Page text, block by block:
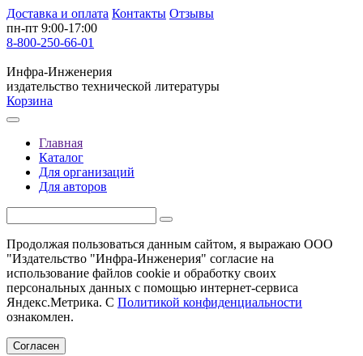
Доставка и оплата Контакты Отзывы
пн-пт 9:00-17:00
8-800-250-66-01
Инфра-Инженерия
издательство технической литературы
Корзина
Главная
Каталог
Для организаций
Для авторов
Продолжая пользоваться данным сайтом, я выражаю ООО
"Издательство "Инфра-Инженерия" согласие на
использование файлов cookie и обработку своих
персональных данных с помощью интернет-сервиса
Яндекс.Метрика. С Политикой конфиденциальности
ознакомлен.
Согласен